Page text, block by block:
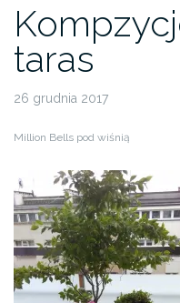
taras
26 grudnia 2017
Million Bells pod wiśnią